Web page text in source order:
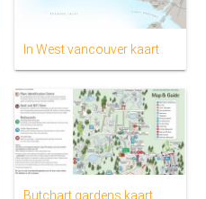
In West vancouver kaart
Butchart gardens kaart